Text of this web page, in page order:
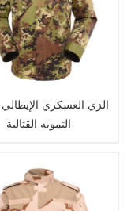
الزي العسكري
التمويه القتالية